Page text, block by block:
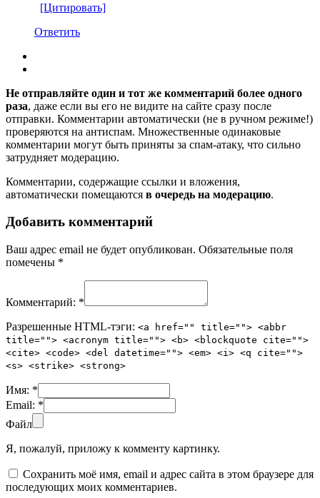
[Цитировать]
Ответить
Не отправляйте один и тот же комментарий более одного
раза, даже если вы его не видите на сайте сразу после
отправки. Комментарии автоматически (не в ручном режиме!)
проверяются на антиспам. Множественные одинаковые
комментарии могут быть приняты за спам-атаку, что сильно
затрудняет модерацию.
Комментарии, содержащие ссылки и вложения,
автоматически помещаются в очередь на модерацию.
Добавить комментарий
Ваш адрес email не будет опубликован. Обязательные поля
помечены *
Комментарий: *
Разрешенные HTML-тэги: <a href="" title=""> <abbr
title=""> <acronym title=""> <b> <blockquote cite="">
<cite> <code> <del datetime=""> <em> <i> <q cite="">
<s> <strike> <strong>
Имя: *
Email: *
Файл
Я, пожалуй, приложу к комменту картинку.
Сохранить моё имя, email и адрес сайта в этом браузере для
последующих моих комментариев.